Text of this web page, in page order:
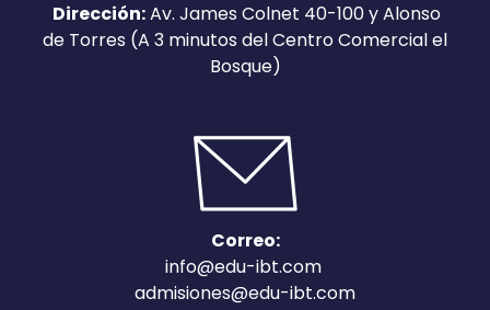
Dirección:Av. James Colnet 40-100 y Alonso
de Torres (A 3 minutos del Centro Comercial el
Bosque)
Correo:
info@edu-ibt.com
admisiones@edu-ibt.com